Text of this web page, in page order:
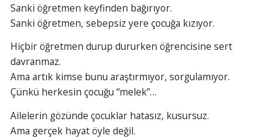
Sanki öğretmen keyfinden bağırıyor.
Sanki öğretmen, sebepsiz yere çocuğa kızıyor.
Hiçbir öğretmen durup dururken öğrencisine sert
davranmaz.
Ama artık kimse bunu araştırmıyor, sorgulamıyor.
Çünkü herkesin çocuğu “melek”…
Ailelerin gözünde çocuklar hatasız, kusursuz.
Ama gerçek hayat öyle değil.